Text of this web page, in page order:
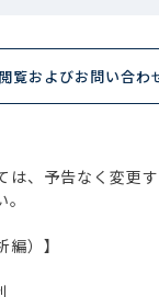
覧およびお問い合わ
、予告なく変更
編）】